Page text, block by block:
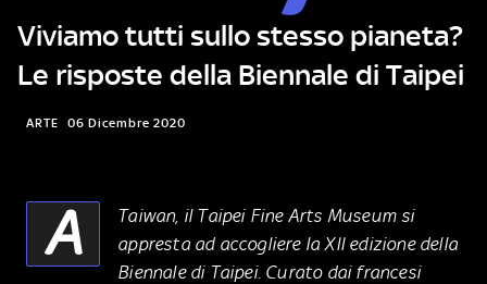
Viviamo tutti sullo stesso pianeta?
Le risposte della Biennale di Taipei
ARTE 06 Dicembre 2020
A
Taiwan, il Taipei Fine Arts Museum si
appresta ad accogliere la XII edizione della
Biennale di Taipei. Curato dai francesi